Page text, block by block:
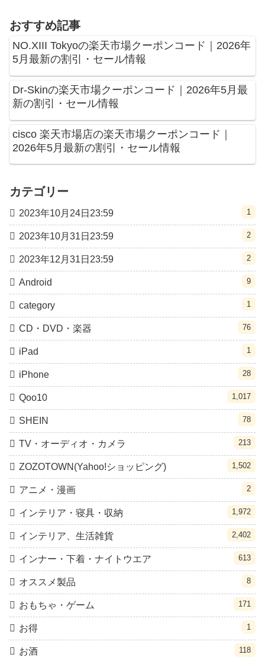
おすすめ記事
NO.XIII Tokyoの楽天市場クーポンコード｜2026年
5月最新の割引・セール情報
Dr-Skinの楽天市場クーポンコード｜2026年5月最
新の割引・セール情報
cisco 楽天市場店の楽天市場クーポンコード｜
2026年5月最新の割引・セール情報
カテゴリー
2023年10月24日23:59 1
2023年10月31日23:59 2
2023年12月31日23:59 2
Android 9
category 1
CD・DVD・楽器 76
iPad 1
iPhone 28
Qoo10 1,017
SHEIN 78
TV・オーディオ・カメラ 213
ZOZOTOWN(Yahoo!ショッピング) 1,502
アニメ・漫画 2
インテリア・寝具・収納 1,972
インテリア、生活雑貨 2,402
インナー・下着・ナイトウエア 613
オススメ製品 8
おもちゃ・ゲーム 171
お得 1
お酒 118